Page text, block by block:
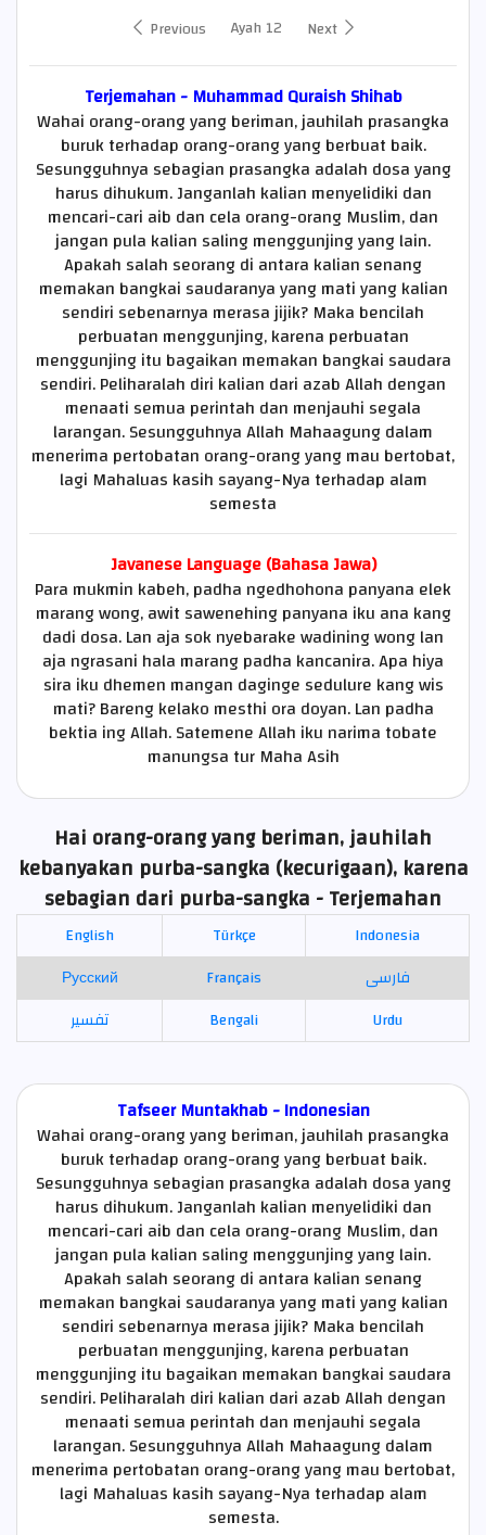
Previous Ayah 12 Next
Terjemahan - Muhammad Quraish Shihab
Wahai orang-orang yang beriman, jauhilah prasangka
buruk terhadap orang-orang yang berbuat baik.
Sesungguhnya sebagian prasangka adalah dosa yang
harus dihukum. Janganlah kalian menyelidiki dan
mencari-cari aib dan cela orang-orang Muslim, dan
jangan pula kalian saling menggunjing yang lain.
Apakah salah seorang di antara kalian senang
memakan bangkai saudaranya yang mati yang kalian
sendiri sebenarnya merasa jijik? Maka bencilah
perbuatan menggunjing, karena perbuatan
menggunjing itu bagaikan memakan bangkai saudara
sendiri. Peliharalah diri kalian dari azab Allah dengan
menaati semua perintah dan menjauhi segala
larangan. Sesungguhnya Allah Mahaagung dalam
menerima pertobatan orang-orang yang mau bertobat,
lagi Mahaluas kasih sayang-Nya terhadap alam
semesta
Javanese Language (Bahasa Jawa)
Para mukmin kabeh, padha ngedhohona panyana elek
marang wong, awit sawenehing panyana iku ana kang
dadi dosa. Lan aja sok nyebarake wadining wong lan
aja ngrasani hala marang padha kancanira. Apa hiya
sira iku dhemen mangan daginge sedulure kang wis
mati? Bareng kelako mesthi ora doyan. Lan padha
bektia ing Allah. Satemene Allah iku narima tobate
manungsa tur Maha Asih
Hai orang-orang yang beriman, jauhilah
kebanyakan purba-sangka (kecurigaan), karena
sebagian dari purba-sangka - Terjemahan
English Türkçe
Indonesia
Русский
Français
فارسی
تفسير
Bengali Urdu
Tafseer Muntakhab - Indonesian
Wahai orang-orang yang beriman, jauhilah prasangka
buruk terhadap orang-orang yang berbuat baik.
Sesungguhnya sebagian prasangka adalah dosa yang
harus dihukum. Janganlah kalian menyelidiki dan
mencari-cari aib dan cela orang-orang Muslim, dan
jangan pula kalian saling menggunjing yang lain.
Apakah salah seorang di antara kalian senang
memakan bangkai saudaranya yang mati yang kalian
sendiri sebenarnya merasa jijik? Maka bencilah
perbuatan menggunjing, karena perbuatan
menggunjing itu bagaikan memakan bangkai saudara
sendiri. Peliharalah diri kalian dari azab Allah dengan
menaati semua perintah dan menjauhi segala
larangan. Sesungguhnya Allah Mahaagung dalam
menerima pertobatan orang-orang yang mau bertobat,
lagi Mahaluas kasih sayang-Nya terhadap alam
semesta.